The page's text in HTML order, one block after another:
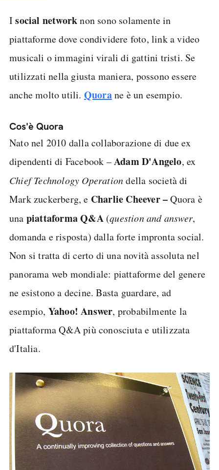
Isocial networknon sono solamente in
piattaforme dove condividere foto, link a video
musicali o immagini virali di gattini tristi. Se
utilizzati nella giusta maniera, possono essere
anche molto utili. Quorane è un esempio.
Cos'è Quora
Nato nel 2010 dalla collaborazione di due ex
dipendenti di Facebook –Adam D'Angelo, ex
Chief Technology Operationdella società di
Mark zuckerberg, e Charlie Cheever –Quora è
una piattaforma Q&A(question and answer,
domanda e risposta) dalla forte impronta social.
Non si tratta di certo di una novità assoluta nel
panorama web mondiale: piattaforme del genere
ne esistono a decine. Basta guardare, ad
esempio, Yahoo! Answer, probabilmente la
piattaforma Q&A più conosciuta e utilizzata
d'Italia.